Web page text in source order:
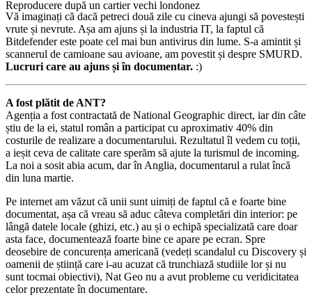
Reproducere după un cartier vechi londonez
Vă imaginați că dacă petreci două zile cu cineva ajungi să povestești
vrute și nevrute. Așa am ajuns și la industria IT, la faptul că
Bitdefender este poate cel mai bun antivirus din lume. S-a amintit și
scannerul de camioane sau avioane, am povestit și despre SMURD.
Lucruri care au ajuns și în documentar. :)
A fost plătit de ANT?
Agenția a fost contractată de National Geographic direct, iar din câte
știu de la ei, statul român a participat cu aproximativ 40% din
costurile de realizare a documentarului. Rezultatul îl vedem cu toții,
a ieșit ceva de calitate care sperăm să ajute la turismul de incoming.
La noi a sosit abia acum, dar în Anglia, documentarul a rulat încă
din luna martie.
Pe internet am văzut că unii sunt uimiți de faptul că e foarte bine
documentat, așa că vreau să aduc câteva completări din interior: pe
lângă datele locale (ghizi, etc.) au și o echipă specializată care doar
asta face, documentează foarte bine ce apare pe ecran. Spre
deosebire de concurența americană (vedeți scandalul cu Discovery și
oamenii de știință care i-au acuzat că trunchiază studiile lor și nu
sunt tocmai obiectivi), Nat Geo nu a avut probleme cu veridicitatea
celor prezentate în documentare.